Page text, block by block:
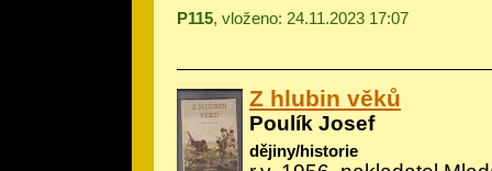
P115, vloženo: 24.11.2023 17:07
Z hlubin věků
Poulík Josef
dějiny/historie